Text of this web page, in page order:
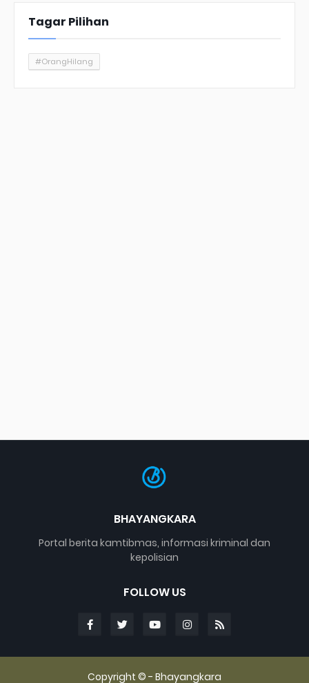
Tagar Pilihan
#OrangHilang
BHAYANGKARA
Portal berita kamtibmas, informasi kriminal dan
kepolisian
FOLLOW US
Copyright © - Bhayangkara